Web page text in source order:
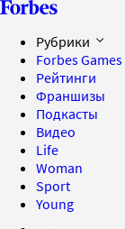
Рубрики
Forbes Games
Рейтинги
Франшизы
Подкасты
Видео
Life
Woman
Sport
Young